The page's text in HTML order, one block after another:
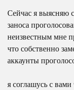
Сейчас я выясняю
заноса
неизвестным мне
что собственно
аккаунты
я соглашусь с вами